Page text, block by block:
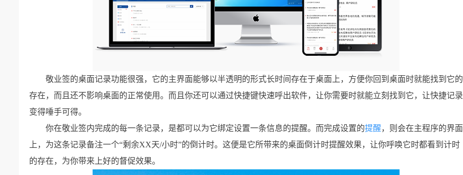
敬业签的桌面记录功能很强，它的主界面能够以半透明的形式长时间存在于桌面上，方便你回到桌面时就能找到它的
存在，而且还不影响桌面的正常使用。而且你还可以通过快捷键快速呼出软件，让你需要时就能立刻找到它，让快捷记录
变得唾手可得。
你在敬业签内完成的每一条记录，是都可以为它绑定设置一条信息的提醒。而完成设置的提醒，则会在主程序的界面
上，为这条记录备注一个“剩余XX天/小时”的倒计时。这便是它所带来的桌面倒计时提醒效果，让你呼唤它时都看到计时
的存在，为你带来上好的督促效果。